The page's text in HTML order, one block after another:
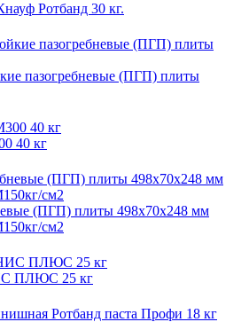
Ротбанд 30 кг.
пазогребневые (ПГП) плиты
40 кг
(ПГП) плиты 498х70х248 мм
см2
ПЛЮС 25 кг